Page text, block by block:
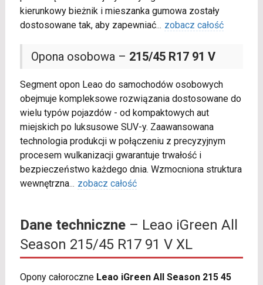
kierunkowy bieżnik i mieszanka gumowa zostały
dostosowane tak, aby zapewniać... zobacz całość
Opona osobowa – 215/45 R17 91 V
Segment opon Leao do samochodów osobowych
obejmuje kompleksowe rozwiązania dostosowane do
wielu typów pojazdów - od kompaktowych aut
miejskich po luksusowe SUV-y. Zaawansowana
technologia produkcji w połączeniu z precyzyjnym
procesem wulkanizacji gwarantuje trwałość i
bezpieczeństwo każdego dnia. Wzmocniona struktura
wewnętrzna... zobacz całość
Dane techniczne– Leao iGreen All
Season 215/45 R17 91 V XL
Opony całoroczne Leao iGreen All Season 215 45